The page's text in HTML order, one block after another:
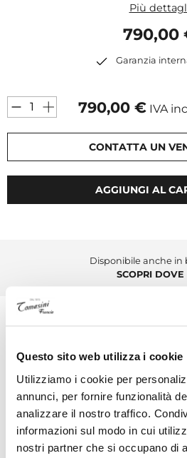
Questo sito web utilizza i cookie
Utilizziamo i cookie per
annunci, per fornire funzionalità
analizzare il nostro traffico.
informazioni sul modo in cui
nostri partner che si occupano di
Più
790,00
Garanzia
790,00 € IVA
CONTATTA UN
AGGIUNGI AL
Disponibile anche in
SCOPRI DOVE
Montblanc Sartorial Pochette
La pochette Montblanc, Ident
per viaggi di lavoro o vacanze.
bovina pieno fiore con stampa